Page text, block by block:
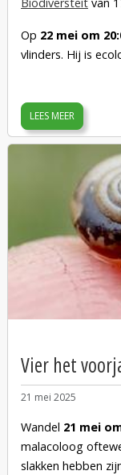
Op 22 mei om
vlinders. Hij is
Locatie: kantine
21, 1035 NW
Deze activiteit is
de groep wordt.
LEES MEER
Vier het
21 mei 2025
Wandel 21 mei
malacoloog
slakken hebben